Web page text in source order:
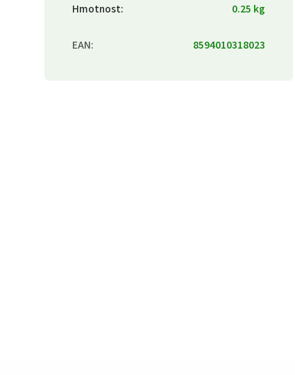
Hmotnost: 0.25 kg
EAN: 8594010318023